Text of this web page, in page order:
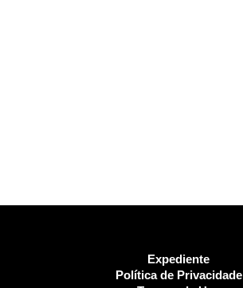
Expediente
Política de Privacidade